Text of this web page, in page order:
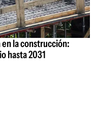
en la construcción:
hasta 2031